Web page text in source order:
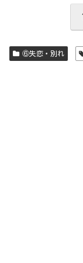
1
⑥失恋・別れ